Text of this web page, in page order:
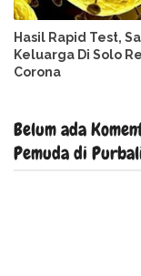
Hasil Rapid Test,
Keluarga Di Solo
Corona
Belum ada
Pemuda di